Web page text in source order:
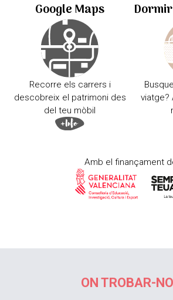
Google Maps
Recorre els carrers i
descobreix el patrimoni des
del teu mòbil
viatge?
Amb el finançament
ON TROBAR-